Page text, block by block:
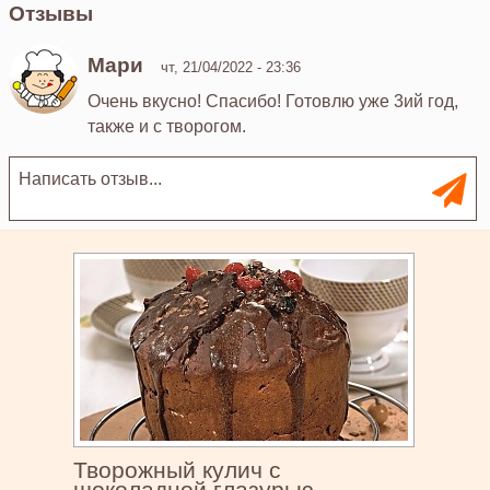
Отзывы
Мари чт, 21/04/2022 - 23:36
Очень вкусно! Спасибо! Готовлю уже 3ий год,
также и с творогом.
Творожный кулич с